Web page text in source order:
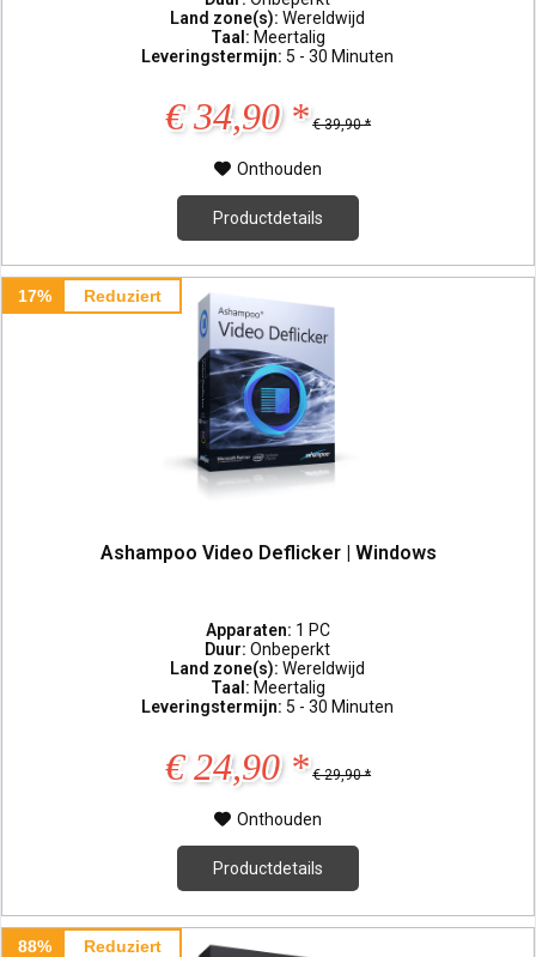
Land zone(s):Wereldwijd
Taal: Meertalig
Leveringstermijn: 5 - 30 Minuten
€ 34,90 * € 39,90 *
Onthouden
Productdetails
17% Reduziert
Ashampoo Video Deflicker | Windows
Apparaten: 1 PC
Duur:Onbeperkt
Land zone(s):Wereldwijd
Taal: Meertalig
Leveringstermijn: 5 - 30 Minuten
€ 24,90 * € 29,90 *
Onthouden
Productdetails
88% Reduziert